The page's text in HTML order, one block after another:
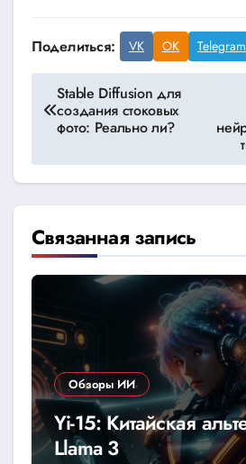
Поделиться: VK OK Telegram
Навигация
по
Stable Diffusion для
создания стоковых
фото: Реально ли?
Связанная запись
Обзоры ИИ
Yi-15: Китайская
Llama 3